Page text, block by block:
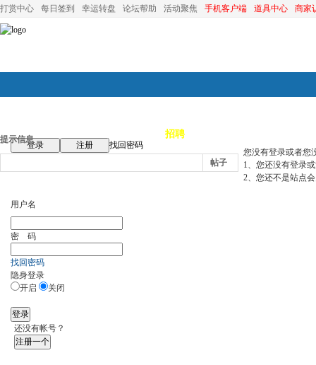
打赏中心 每日签到 幸运转盘 论坛帮助 活动聚焦 手机客户端 道具中心 商家
论坛首页 招聘
登录 注册
找回密码
帖子
提示信息
您没有登录或者您
1、您还没有登录
2、您还不是站点
用户名
密 码
找回密码
隐身登录
开启
关闭
登录
还没有帐号？
注册一个